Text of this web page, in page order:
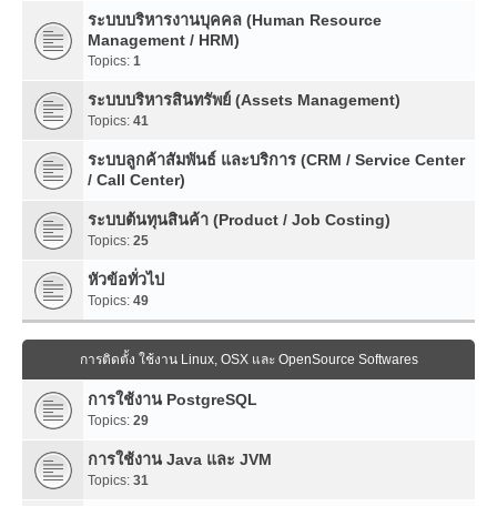
ระบบบริหารงานบุคคล (Human Resource
Management / HRM)
Topics: 1
ระบบบริหารสินทรัพย์ (Assets Management)
Topics: 41
ระบบลูกค้าสัมพันธ์ และบริการ (CRM / Service Center
/ Call Center)
ระบบต้นทุนสินค้า (Product / Job Costing)
Topics: 25
หัวข้อทั่วไป
Topics: 49
การติดตั้ง ใช้งาน Linux, OSX และ OpenSource Softwares
การใช้งาน PostgreSQL
Topics: 29
การใช้งาน Java และ JVM
Topics: 31